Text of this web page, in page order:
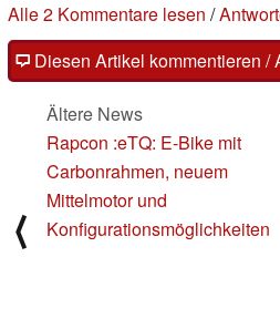
Alle 2 Kommentare lesen /
Diesen Artikel kommentieren /
⟨
Ältere News
Rapcon :eTQ: E-Bike mit
Carbonrahmen, neuem
Mittelmotor und
Konfigurationsmöglichkeiten